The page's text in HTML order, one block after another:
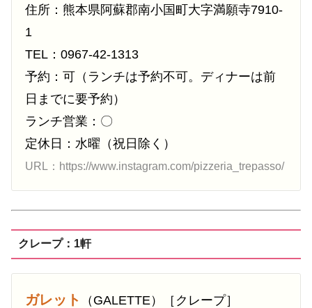
住所：熊本県阿蘇郡南小国町大字満願寺7910-
1
TEL：0967-42-1313
予約：可（ランチは予約不可。ディナーは前
日までに要予約）
ランチ営業：〇
定休日：水曜（祝日除く）
URL：https://www.instagram.com/pizzeria_trepasso/
クレープ：1軒
ガレット
（GALETTE）［クレープ］